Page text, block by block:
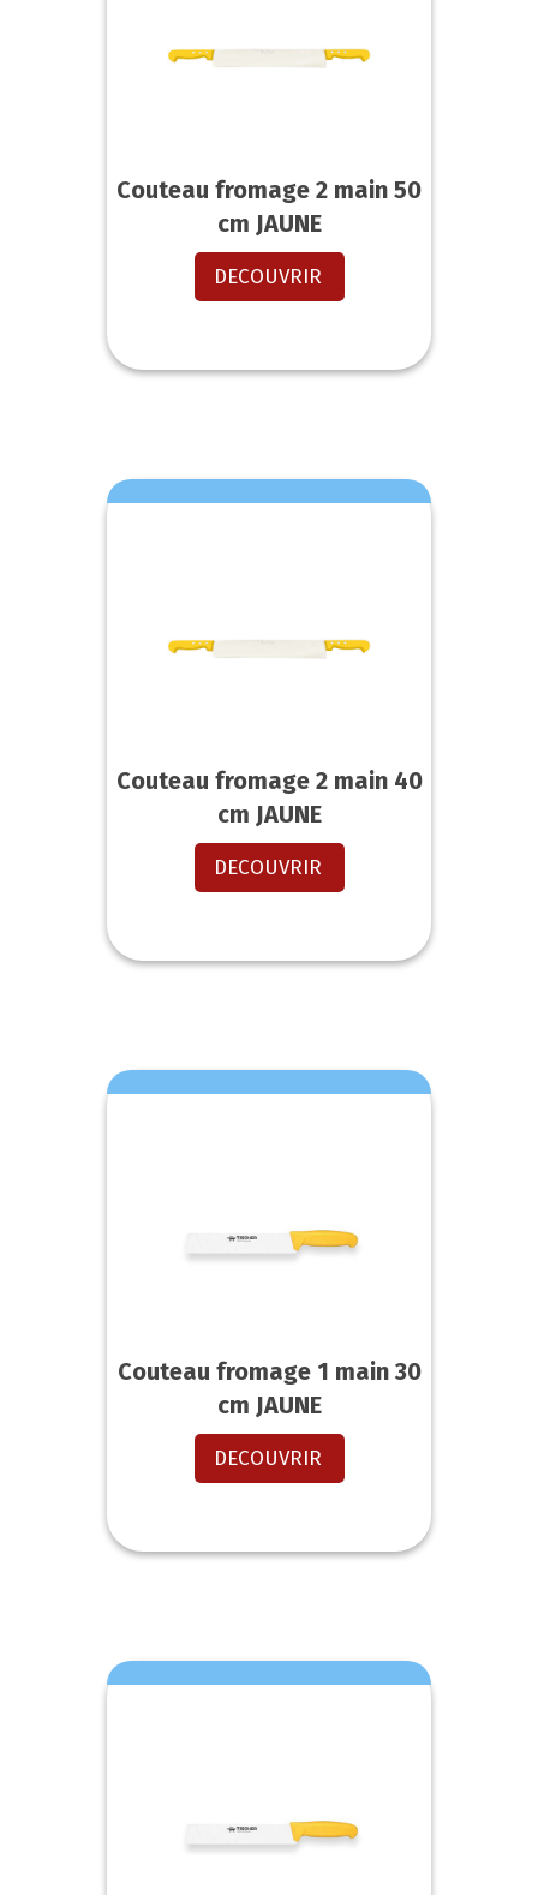
Couteau fromage 2 main 50
cm JAUNE
DECOUVRIR
Couteau fromage 2 main 40
cm JAUNE
DECOUVRIR
Couteau fromage 1 main 30
cm JAUNE
DECOUVRIR